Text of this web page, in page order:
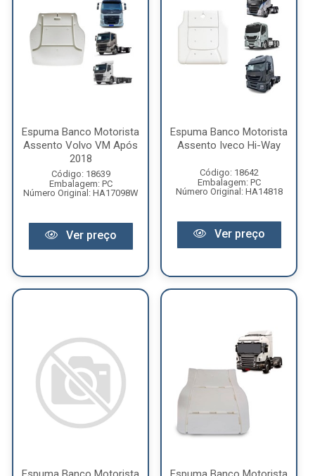
Espuma Banco Motorista
Assento Volvo VM Após
2018
Código: 18639
Embalagem: PC
Número Original: HA17098W
Ver preço
Espuma Banco Motorista
Assento Iveco Hi-Way
Código: 18642
Embalagem: PC
Número Original: HA14818
Ver preço